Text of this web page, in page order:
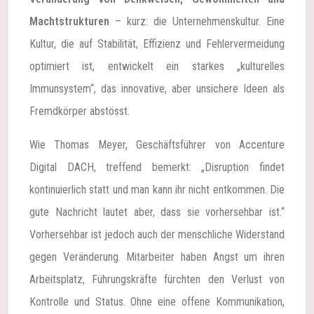
Machtstrukturen – kurz: die Unternehmenskultur. Eine
Kultur, die auf Stabilität, Effizienz und Fehlervermeidung
optimiert ist, entwickelt ein starkes „kulturelles
Immunsystem“, das innovative, aber unsichere Ideen als
Fremdkörper abstösst.
Wie Thomas Meyer, Geschäftsführer von Accenture
Digital DACH, treffend bemerkt: „Disruption findet
kontinuierlich statt und man kann ihr nicht entkommen. Die
gute Nachricht lautet aber, dass sie vorhersehbar ist.“
Vorhersehbar ist jedoch auch der menschliche Widerstand
gegen Veränderung. Mitarbeiter haben Angst um ihren
Arbeitsplatz, Führungskräfte fürchten den Verlust von
Kontrolle und Status. Ohne eine offene Kommunikation,